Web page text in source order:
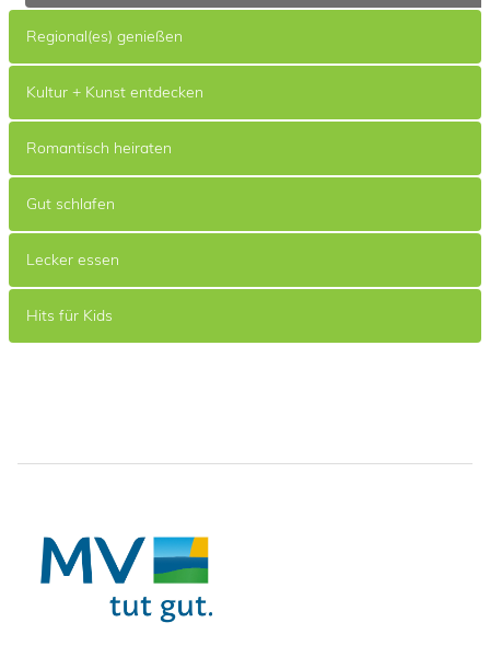
Regional(es) genießen
Kultur + Kunst entdecken
Romantisch heiraten
Gut schlafen
Lecker essen
Hits für Kids